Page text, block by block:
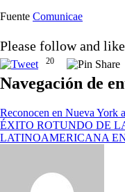
Fuente Comunicae
Please follow and
20
Navegación de
Reconocen en Nueva York
ÉXITO ROTUNDO DE
LATINOAMERICANA